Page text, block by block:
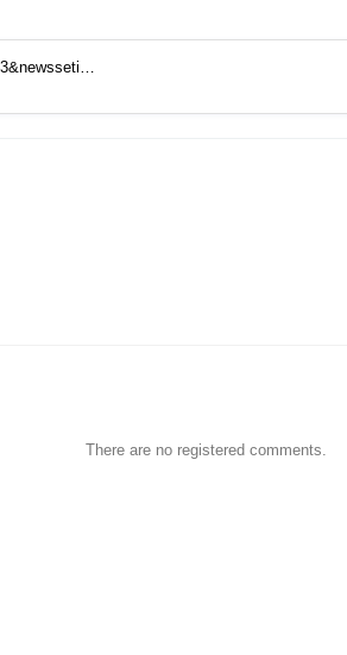
There are no registered comments.